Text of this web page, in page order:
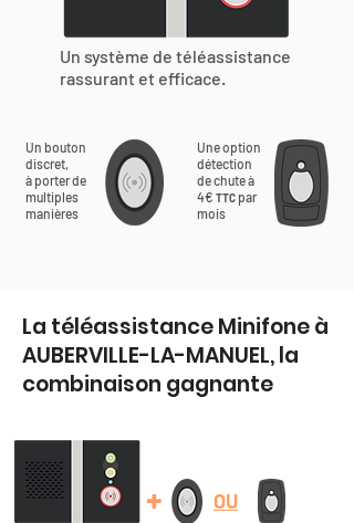
Un système de téléassistance
rassurant et efficace.
Un bouton
discret,
à porter de
multiples
manières
Une option
détection
de chute à
4€ TTC par
mois
La téléassistance Minifone à
AUBERVILLE-LA-MANUEL, la
combinaison gagnante
+ OU